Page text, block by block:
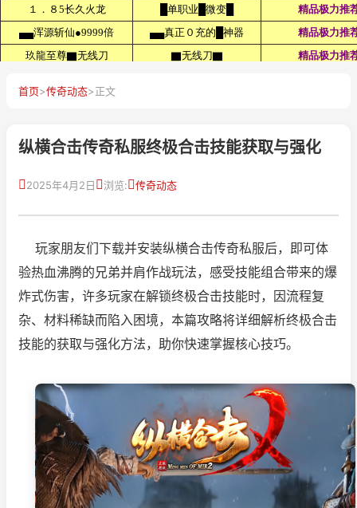
首页>传奇动态>正文
纵横合击传奇私服终极合击技能获取与强化
2025年4月2日 浏览: 传奇动态
玩家朋友们下载并安装纵横合击传奇私服后，即可体
验热血沸腾的兄弟并肩作战玩法，感受技能组合带来的爆
炸式伤害，许多玩家在解锁终极合击技能时，因流程复
杂、材料稀缺而陷入困境，本篇攻略将详细解析终极合击
技能的获取与强化方法，助你快速掌握核心技巧。